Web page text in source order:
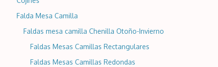
Falda Mesa Camilla
Faldas mesa camilla Chenilla Otoño-Invierno
Faldas Mesas Camillas Rectangulares
Faldas Mesas Camillas Redondas